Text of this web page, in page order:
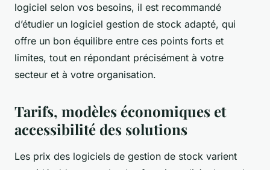
logiciel selon vos besoins, il est recommandé
d’étudier un logiciel gestion de stock adapté, qui
offre un bon équilibre entre ces points forts et
limites, tout en répondant précisément à votre
secteur et à votre organisation.
Tarifs, modèles économiques et
accessibilité des solutions
Les prix des logiciels de gestion de stock varient